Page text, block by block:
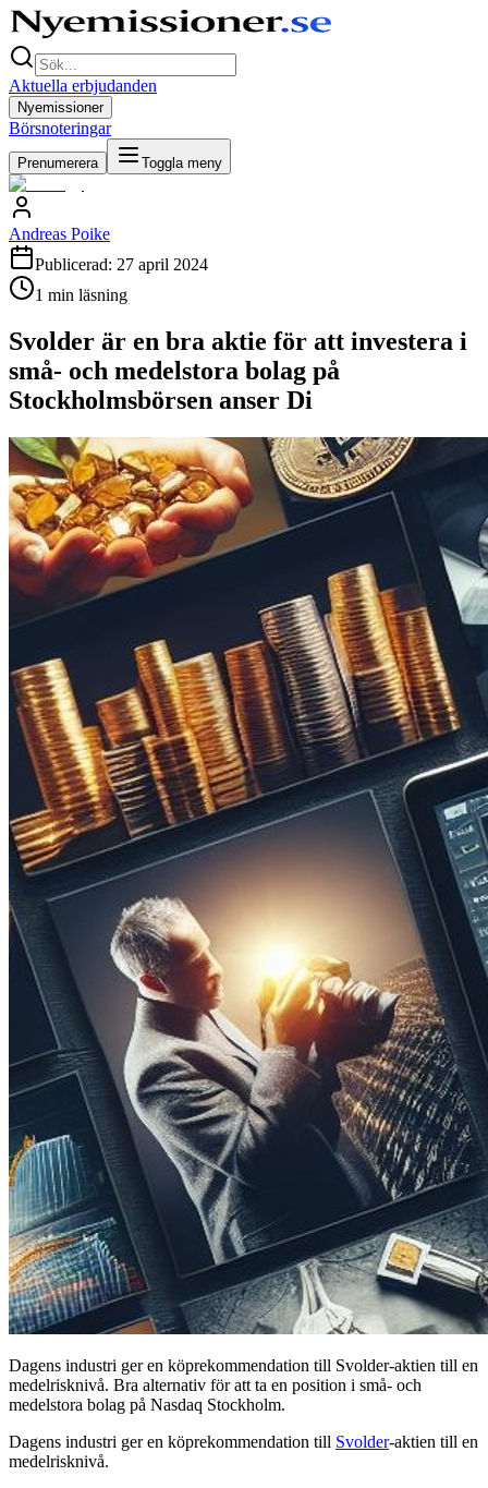
Aktuella erbjudanden
Nyemissioner
Börsnoteringar
Prenumerera Toggla meny
Andreas Poike
Publicerad: 27 april 2024
1 min läsning
Svolder är en bra aktie för att investera i
små- och medelstora bolag på
Stockholmsbörsen anser Di
Dagens industri ger en köprekommendation till Svolder-aktien till en
medelrisknivå. Bra alternativ för att ta en position i små- och
medelstora bolag på Nasdaq Stockholm.
Dagens industri ger en köprekommendation till Svolder-aktien till en
medelrisknivå.